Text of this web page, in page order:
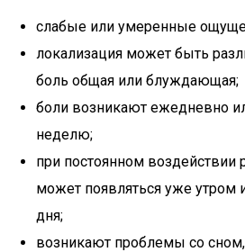
слабые или умеренные
локализация может быть
боль общая или блуждающая;
боли возникают ежедневно
неделю;
при постоянном воздействии
может появляться уже утром
дня;
возникают проблемы со сном,